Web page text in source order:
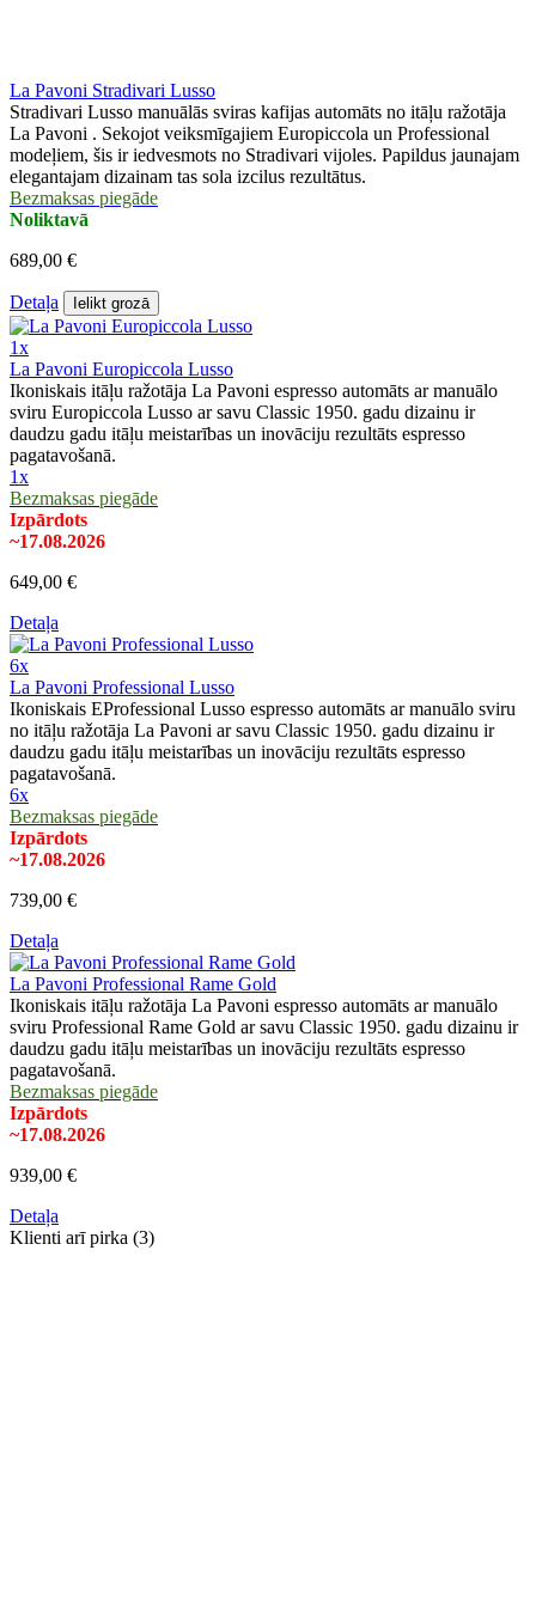
La Pavoni Stradivari Lusso
Stradivari Lusso manuālās sviras kafijas automāts no itāļu ražotāja
La Pavoni . Sekojot veiksmīgajiem Europiccola un Professional
modeļiem, šis ir iedvesmots no Stradivari vijoles. Papildus jaunajam
elegantajam dizainam tas sola izcilus rezultātus.
Bezmaksas piegāde
Noliktavā
689,00 €
Detaļa Ielikt grozā
1x
La Pavoni Europiccola Lusso
Ikoniskais itāļu ražotāja La Pavoni espresso automāts ar manuālo
sviru Europiccola Lusso ar savu Classic 1950. gadu dizainu ir
daudzu gadu itāļu meistarības un inovāciju rezultāts espresso
pagatavošanā.
1x
Bezmaksas piegāde
Izpārdots
~17.08.2026
649,00 €
Detaļa
6x
La Pavoni Professional Lusso
Ikoniskais EProfessional Lusso espresso automāts ar manuālo sviru
no itāļu ražotāja La Pavoni ar savu Classic 1950. gadu dizainu ir
daudzu gadu itāļu meistarības un inovāciju rezultāts espresso
pagatavošanā.
6x
Bezmaksas piegāde
Izpārdots
~17.08.2026
739,00 €
Detaļa
La Pavoni Professional Rame Gold
Ikoniskais itāļu ražotāja La Pavoni espresso automāts ar manuālo
sviru Professional Rame Gold ar savu Classic 1950. gadu dizainu ir
daudzu gadu itāļu meistarības un inovāciju rezultāts espresso
pagatavošanā.
Bezmaksas piegāde
Izpārdots
~17.08.2026
939,00 €
Detaļa
Klienti arī pirka (3)